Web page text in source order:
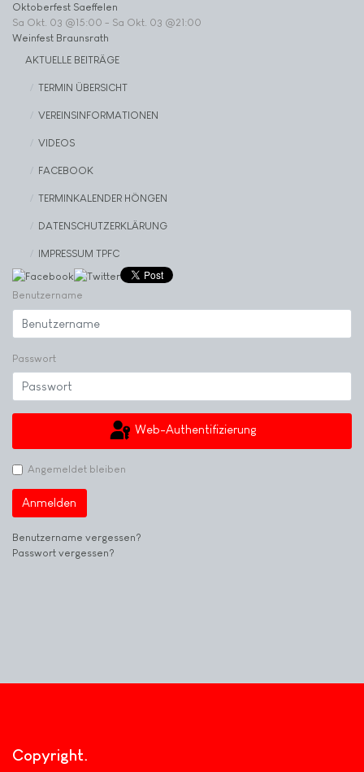
Oktoberfest Saeffelen
Sa Okt. 03 @15:00 - Sa Okt. 03 @21:00
Weinfest Braunsrath
AKTUELLE BEITRÄGE
TERMIN ÜBERSICHT
VEREINSINFORMATIONEN
VIDEOS
FACEBOOK
TERMINKALENDER HÖNGEN
DATENSCHUTZERKLÄRUNG
IMPRESSUM TPFC
Benutzername
Passwort
Web-Authentifizierung
Angemeldet bleiben
Anmelden
Benutzername vergessen?
Passwort vergessen?
Copyright